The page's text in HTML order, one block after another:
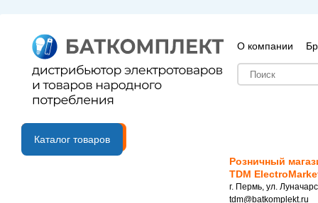
О компании
B2B портал
Каталог товаров
Розничный
TDM
г. Пермь, ул.
tdm@batkomplekt.ru